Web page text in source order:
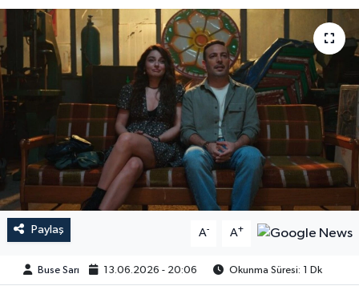
Paylaş A- A+
Buse Sarı 13.06.2026 - 20:06 Okunma Süresi: 1 Dk